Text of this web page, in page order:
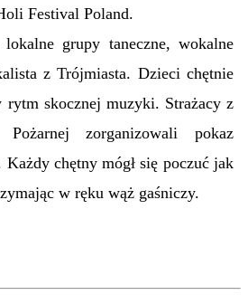
Festival Poland.
grupy taneczne, wokalne
z Trójmiasta. Dzieci chętnie
rytm skocznej muzyki. Strażacy z
zorganizowali pokaz
Każdy chętny mógł się poczuć jak
w ręku wąż gaśniczy.